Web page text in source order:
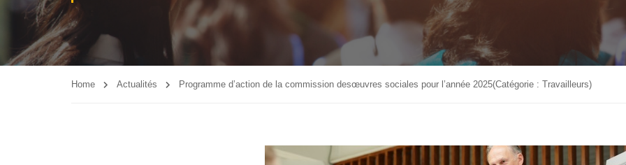
Home Actualités Programme d’action de la commission desœuvres sociales pour l’année 2025(Catégorie : Travailleurs)